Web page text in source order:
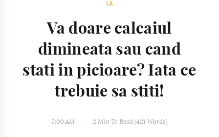
IA
Va doare calcaiul
dimineata sau cand
stati in picioare? Iata ce
trebuie sa stiti!
5:00 AM 2 Min To Read (421 Words)